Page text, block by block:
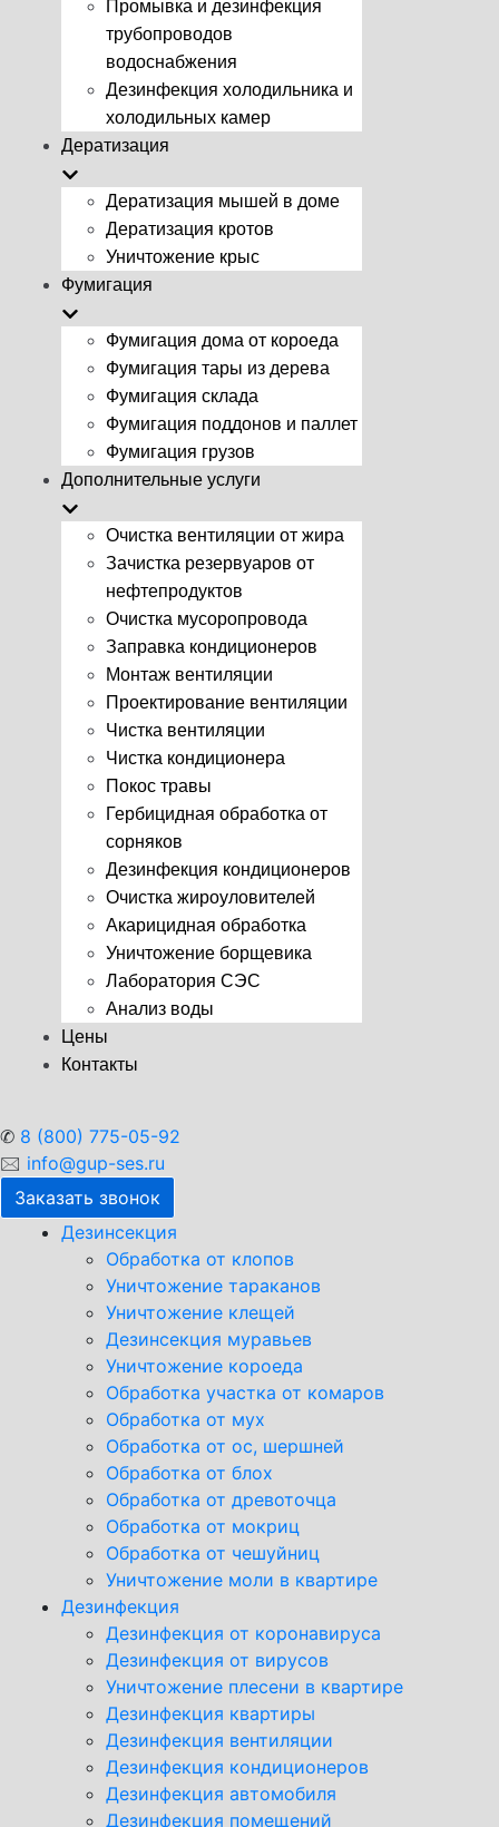
Промывка и дезинфекция
трубопроводов
водоснабжения
Дезинфекция холодильника и
холодильных камер
Дератизация
Дератизация мышей в доме
Дератизация кротов
Уничтожение крыс
Фумигация
Фумигация дома от короеда
Фумигация тары из дерева
Фумигация склада
Фумигация поддонов и паллет
Фумигация грузов
Дополнительные услуги
Очистка вентиляции от жира
Зачистка резервуаров от
нефтепродуктов
Очистка мусоропровода
Заправка кондиционеров
Монтаж вентиляции
Проектирование вентиляции
Чистка вентиляции
Чистка кондиционера
Покос травы
Гербицидная обработка от
сорняков
Дезинфекция кондиционеров
Очистка жироуловителей
Акарицидная обработка
Уничтожение борщевика
Лаборатория СЭС
Анализ воды
Цены
Контакты
✆ 8 (800) 775-05-92
🖂 info@gup-ses.ru
Заказать звонок
Дезинсекция
Обработка от клопов
Уничтожение тараканов
Уничтожение клещей
Дезинсекция муравьев
Уничтожение короеда
Обработка участка от комаров
Обработка от мух
Обработка от ос, шершней
Обработка от блох
Обработка от древоточца
Обработка от мокриц
Обработка от чешуйниц
Уничтожение моли в квартире
Дезинфекция
Дезинфекция от коронавируса
Дезинфекция от вирусов
Уничтожение плесени в квартире
Дезинфекция квартиры
Дезинфекция вентиляции
Дезинфекция кондиционеров
Дезинфекция автомобиля
Дезинфекция помещений